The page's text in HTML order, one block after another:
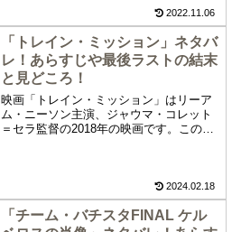
ト・ゲーム」のどんでん返しサスペンス
をお楽しみください。
2022.11.06
「トレイン・ミッション」ネタバ
レ！あらすじや最後ラストの結末
と見どころ！
映画「トレイン・ミッション」はリーア
ム・ニーソン主演、ジャウマ・コレット
＝セラ監督の2018年の映画です。この映
台にしたノンストップ先の読めないノン
ストップ・サスペンスアクション「トレ
イン・ミッション」をご堪能ください。
2024.02.18
「チーム・バチスタFINAL ケル